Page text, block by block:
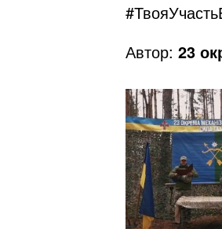
Автор: 23